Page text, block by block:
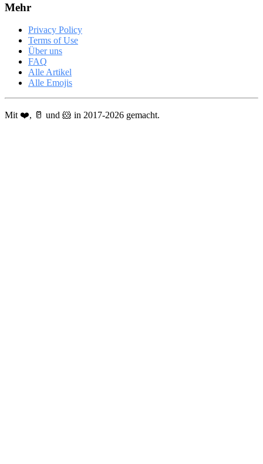
Mehr
Privacy Policy
Terms of Use
Über uns
FAQ
Alle Artikel
Alle Emojis
Mit ❤️, 🥛 und 🐹 in 2017-2026 gemacht.